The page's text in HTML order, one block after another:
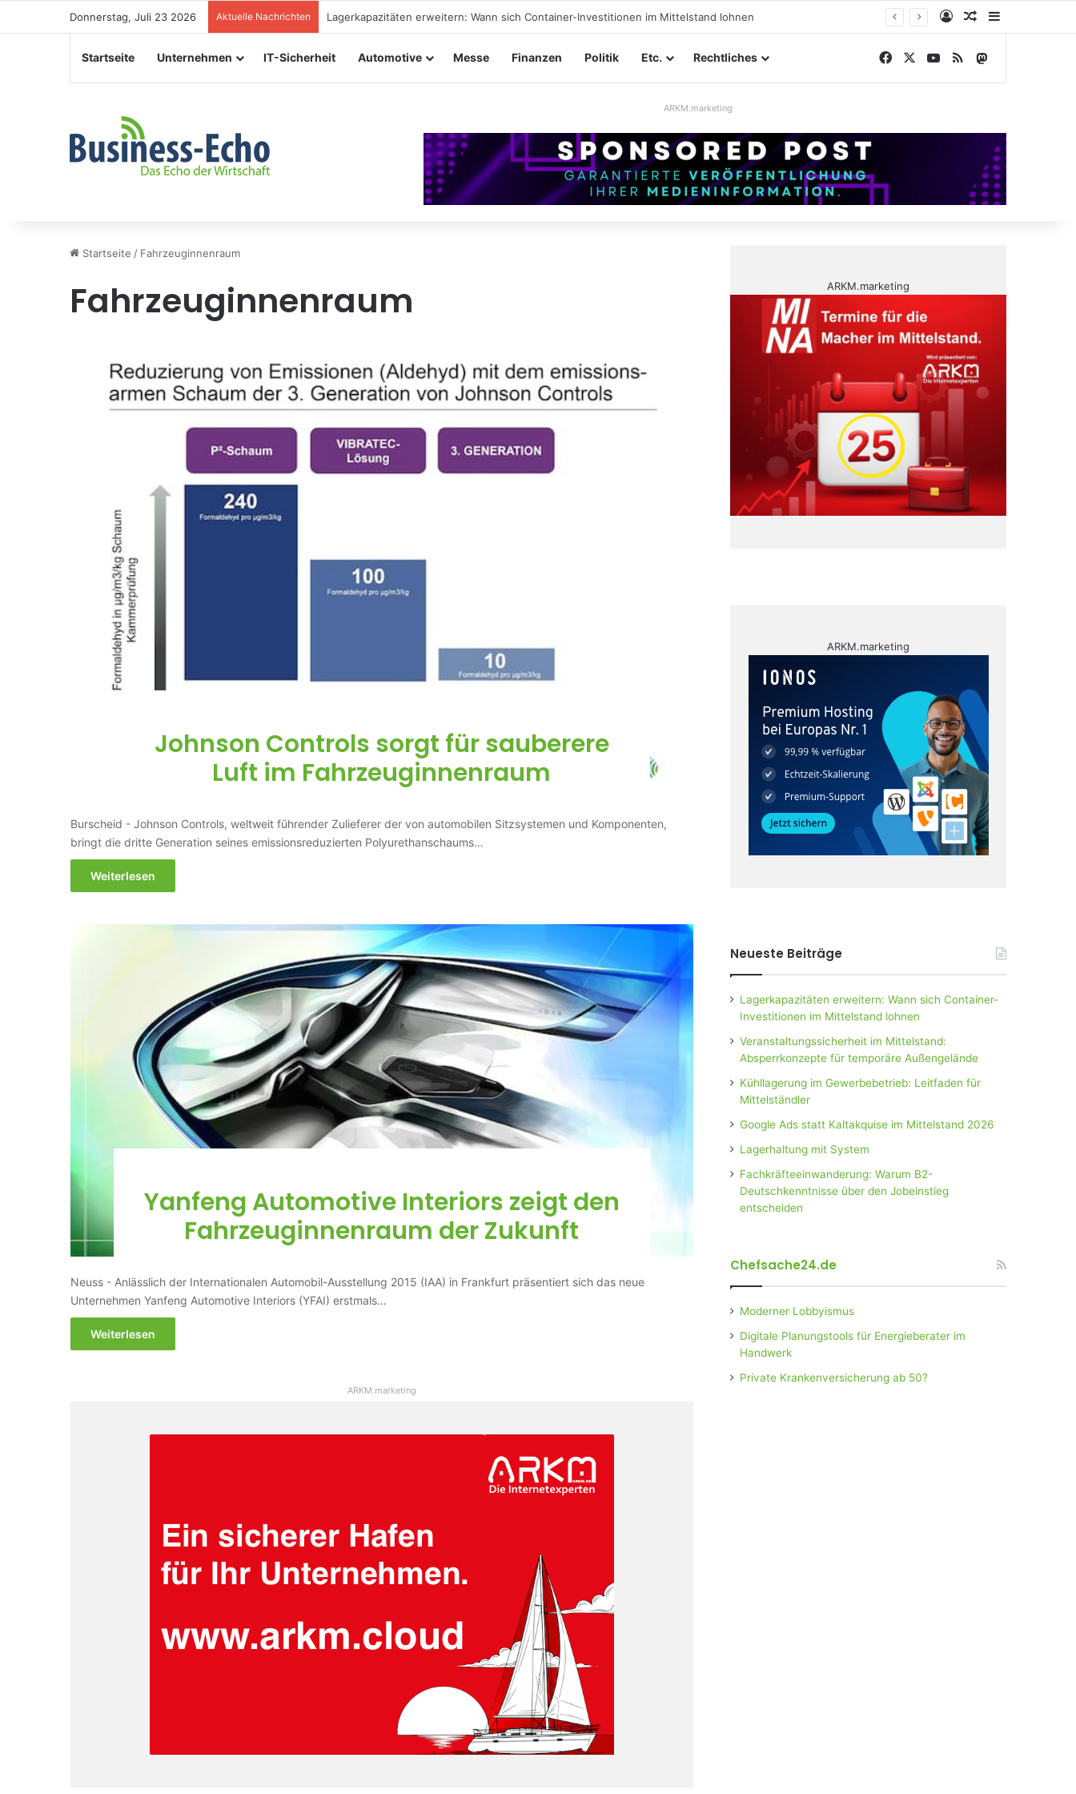
Donnerstag, Juli 23 2026 Aktuelle Nachrichten Veranstaltungssicherheit im Mittelstand: Absperrkonzepte für temporäre Außengelände AnmeldenZufälliger
Startseite Unternehmen IT-Sicherheit Automotive Messe Finanzen Politik Etc. Rechtliches Facebook YouTube
RSS
ARKM.marketing
Startseite / Fahrzeuginnenraum
Fahrzeuginnenraum
Johnson Controls sorgt für sauberere
Luft im Fahrzeuginnenraum
Burscheid - Johnson Controls, weltweit führender Zulieferer der von automobilen Sitzsystemen und Komponenten,
bringt die dritte Generation seines emissionsreduzierten Polyurethanschaums…
Weiterlesen
Yanfeng Automotive Interiors zeigt den
Fahrzeuginnenraum der Zukunft
Neuss - Anlässlich der Internationalen Automobil-Ausstellung 2015 (IAA) in Frankfurt präsentiert sich das neue
Unternehmen Yanfeng Automotive Interiors (YFAI) erstmals…
Weiterlesen
ARKM.marketing
ARKM.marketing
ARKM.marketing
Neueste Beiträge
Lagerkapazitäten erweitern: Wann sich Container-
Investitionen im Mittelstand lohnen
Veranstaltungssicherheit im Mittelstand:
Absperrkonzepte für temporäre Außengelände
Kühllagerung im Gewerbebetrieb: Leitfaden für
Mittelständler
Google Ads statt Kaltakquise im Mittelstand 2026
Lagerhaltung mit System
Fachkräfteeinwanderung: Warum B2-
Deutschkenntnisse über den Jobeinstieg
entscheiden
Chefsache24.de
Moderner Lobbyismus
Digitale Planungstools für Energieberater im
Handwerk
Private Krankenversicherung ab 50?